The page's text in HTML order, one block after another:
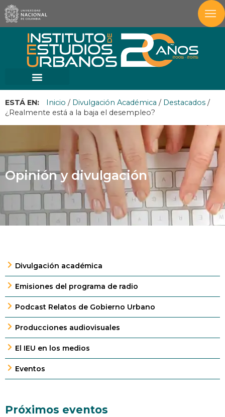
ESTÁ EN: Inicio / Divulgación Académica / Destacados /
¿Realmente está a la baja el desempleo?
Opinión y divulgación
Divulgación académica
Emisiones del programa de radio
Podcast Relatos de Gobierno Urbano
Producciones audiovisuales
El IEU en los medios
Eventos
Próximos eventos